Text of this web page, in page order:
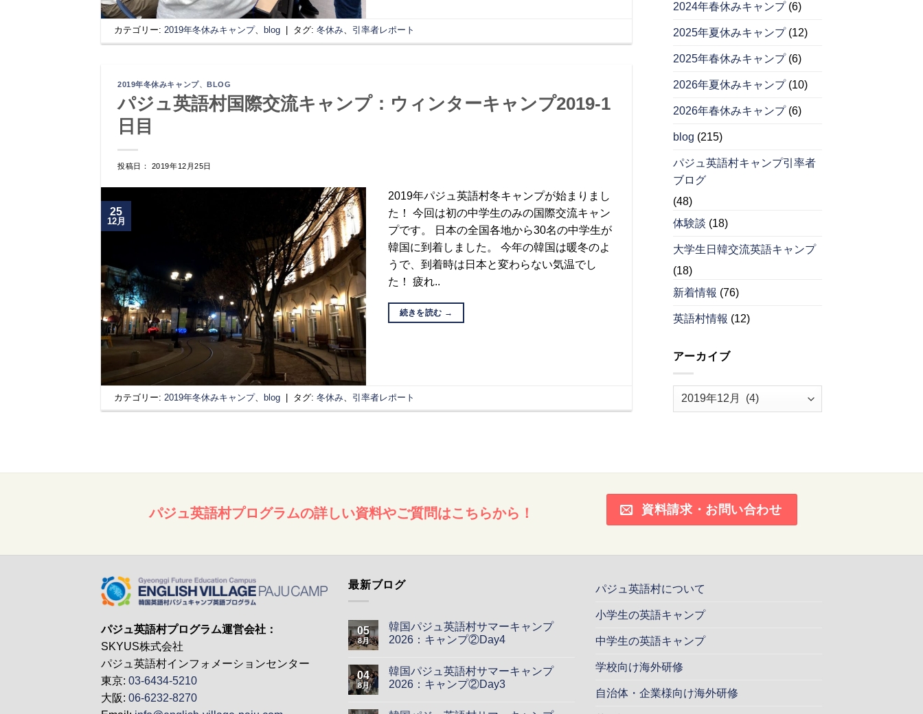
カテゴリー:2019年冬休みキャンプ、 blog タグ:冬休み、 引率者レポート
2019年冬休みキャンプ、BLOG
パジュ英語村国際交流キャンプ：ウィンターキャンプ2019-1
日目
投稿日： 2019年12月25日
25
12月
2019年パジュ英語村冬キャンプが始まりまし
た！ 今回は初の中学生のみの国際交流キャン
プです。 日本の全国各地から30名の中学生が
韓国に到着しました。 今年の韓国は暖冬のよ
うで、到着時は日本と変わらない気温でし
た！ 疲れ..
続きを読む →
カテゴリー: 2019年冬休みキャンプ、blog | タグ:冬休み 引率者レポート
2024年春休みキャンプ(6)
2025年夏休みキャンプ(12)
2025年春休みキャンプ(6)
2026年夏休みキャンプ(10)
2026年春休みキャンプ(6)
blog (215)
パジュ英語村キャンプ引率者
ブログ
(48)
体験談 (18)
大学生日韓交流英語キャンプ
(18)
新着情報 (76)
英語村情報 (12)
アーカイブ
パジュ英語村プログラムの詳しい資料やご質問はこちらから！ 資料請求・お問い合わせ
パジュ英語村プログラム運営会社：
SKYUS株式会社
パジュ英語村インフォメーションセンター
東京: 03-6434-5210
大阪: 06-6232-8270
最新ブログ
05
8月
韓国パジュ英語村サマーキャンプ
2026：キャンプ②Day4
04
8月
韓国パジュ英語村サマーキャンプ
2026：キャンプ②Day3
パジュ英語村について
小学生の英語キャンプ
中学生の英語キャンプ
学校向け海外研修
自治体・企業様向け海外研修